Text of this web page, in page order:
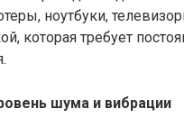
ноутбуки,
которая требует
шума и вибрации